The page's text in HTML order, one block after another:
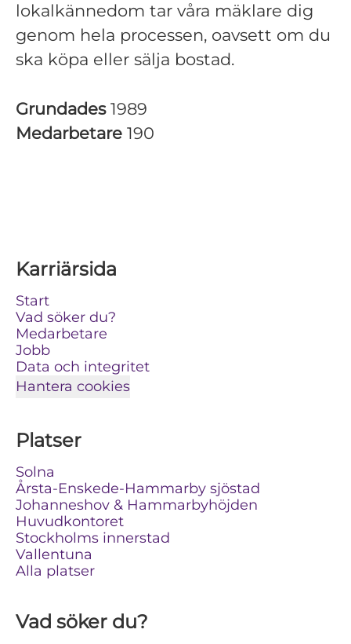
lokalkännedom tar våra mäklare dig
genom hela processen, oavsett om du
ska köpa eller sälja bostad.
Grundades 1989
Medarbetare 190
Karriärsida
Start
Vad söker du?
Medarbetare
Jobb
Data och integritet
Hantera cookies
Platser
Solna
Årsta-Enskede-Hammarby sjöstad
Johanneshov & Hammarbyhöjden
Huvudkontoret
Stockholms innerstad
Vallentuna
Alla platser
Vad söker du?